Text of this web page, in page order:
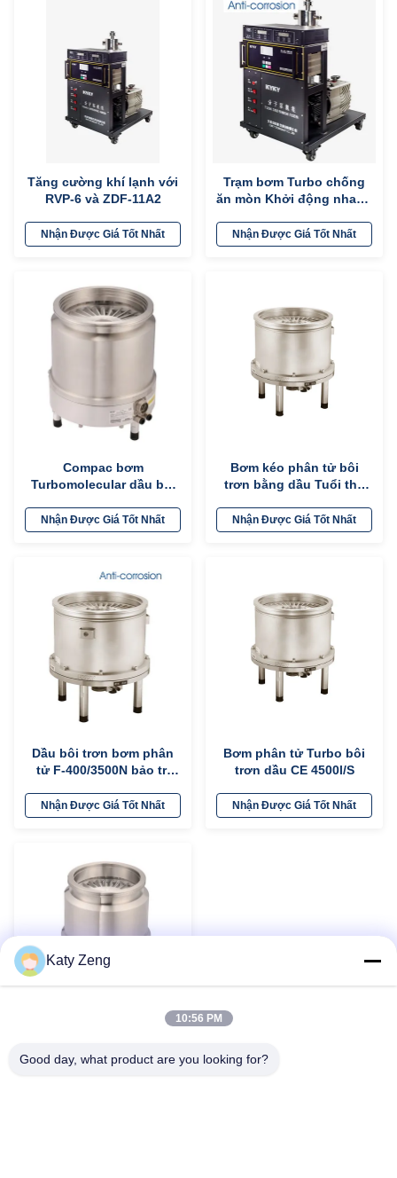
Tăng cường khí lạnh với
RVP-6 và ZDF-11A2
Nhận Được Giá Tốt Nhất
Trạm bơm Turbo chống
ăn mòn Khởi động nhanh
Nhận Được Giá Tốt Nhất
Compac bơm
Turbomolecular dầu bôi
bơm cho ngành công
nghiệp pin mặt trời
Nhận Được Giá Tốt Nhất
Bơm kéo phân tử bôi
trơn bằng dầu Tuổi thọ
công nghiệp
Nhận Được Giá Tốt Nhất
Dầu bôi trơn bơm phân
tử F-400/3500N bảo trì
Nhận Được Giá Tốt Nhất
Bơm phân tử Turbo bôi
trơn dầu CE 4500l/S
Nhận Được Giá Tốt Nhất
hiệu suất cao / Máy bơm
Katy Zeng
10:56 PM
Good day, what product are you looking for?